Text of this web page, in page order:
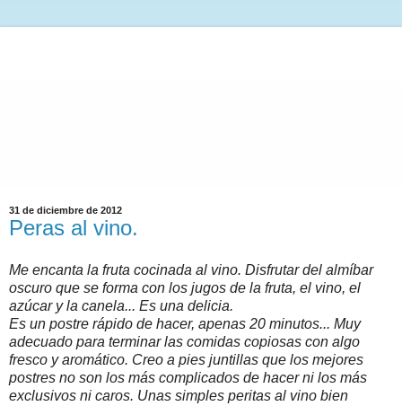
31 de diciembre de 2012
Peras al vino.
Me encanta la fruta cocinada al vino. Disfrutar del almíbar
oscuro que se forma con los jugos de la fruta, el vino, el
azúcar y la canela... Es una delicia.
Es un postre rápido de hacer, apenas 20 minutos... Muy
adecuado para terminar las comidas copiosas con algo
fresco y aromático. Creo a pies juntillas que los mejores
postres no son los más complicados de hacer ni los más
exclusivos ni caros. Unas simples peritas al vino bien